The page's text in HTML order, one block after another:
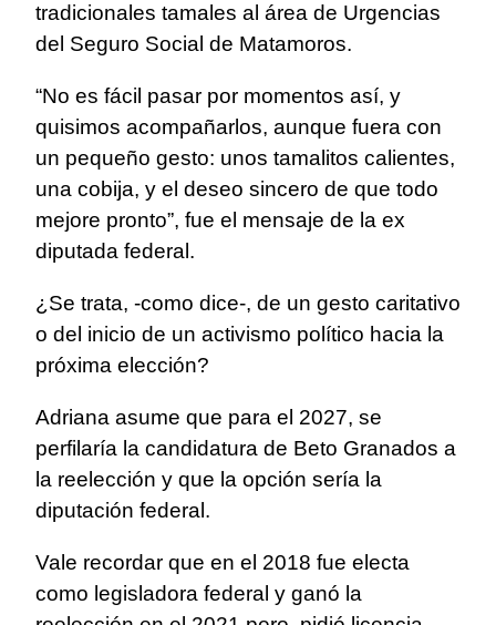
tradicionales tamales al área de Urgencias
del Seguro Social de Matamoros.
“No es fácil pasar por momentos así, y
quisimos acompañarlos, aunque fuera con
un pequeño gesto: unos tamalitos calientes,
una cobija, y el deseo sincero de que todo
mejore pronto”, fue el mensaje de la ex
diputada federal.
¿Se trata, -como dice-, de un gesto caritativo
o del inicio de un activismo político hacia la
próxima elección?
Adriana asume que para el 2027, se
perfilaría la candidatura de Beto Granados a
la reelección y que la opción sería la
diputación federal.
Vale recordar que en el 2018 fue electa
como legisladora federal y ganó la